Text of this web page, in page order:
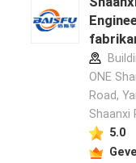
ONE
Road,
Shaanxi
5.0